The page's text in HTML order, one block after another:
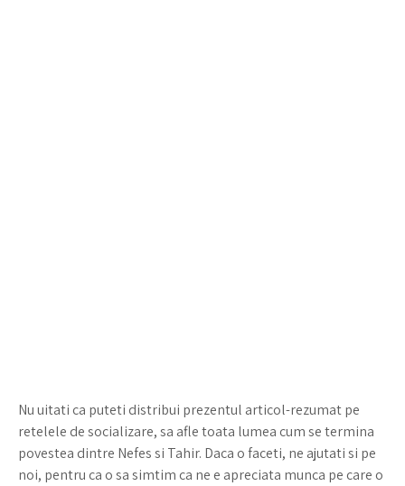
Nu uitati ca puteti distribui prezentul articol-rezumat pe
retelele de socializare, sa afle toata lumea cum se termina
povestea dintre Nefes si Tahir. Daca o faceti, ne ajutati si pe
noi, pentru ca o sa simtim ca ne e apreciata munca pe care o